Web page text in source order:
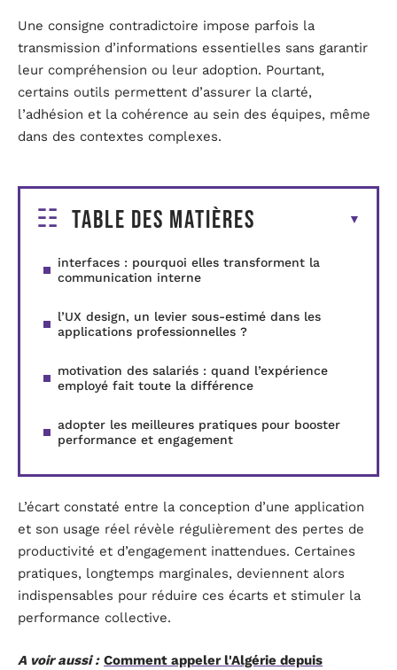
Une consigne contradictoire impose parfois la
transmission d’informations essentielles sans garantir
leur compréhension ou leur adoption. Pourtant,
certains outils permettent d’assurer la clarté,
l’adhésion et la cohérence au sein des équipes, même
dans des contextes complexes.
Table des matières
interfaces : pourquoi elles transforment la
communication interne
l’UX design, un levier sous-estimé dans les
applications professionnelles ?
motivation des salariés : quand l’expérience
employé fait toute la différence
adopter les meilleures pratiques pour booster
performance et engagement
L’écart constaté entre la conception d’une application
et son usage réel révèle régulièrement des pertes de
productivité et d’engagement inattendues. Certaines
pratiques, longtemps marginales, deviennent alors
indispensables pour réduire ces écarts et stimuler la
performance collective.
A voir aussi : Comment appeler l'Algérie depuis